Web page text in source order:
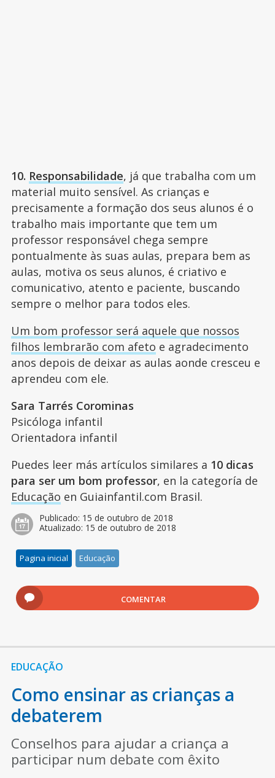
10. Responsabilidade, já que trabalha com um
material muito sensível. As crianças e
precisamente a formação dos seus alunos é o
trabalho mais importante que tem um
professor responsável chega sempre
pontualmente às suas aulas, prepara bem as
aulas, motiva os seus alunos, é criativo e
comunicativo, atento e paciente, buscando
sempre o melhor para todos eles.
Um bom professor será aquele que nossos
filhos lembrarão com afeto e agradecimento
anos depois de deixar as aulas aonde cresceu e
aprendeu com ele.
Sara Tarrés Corominas
Psicóloga infantil
Orientadora infantil
Puedes leer más artículos similares a 10 dicas
para ser um bom professor, en la categoría de
Educação en Guiainfantil.com Brasil.
Publicado: 15 de outubro de 2018
Atualizado: 15 de outubro de 2018
Pagina inicial Educação
COMENTAR
EDUCAÇÃO
Como ensinar as crianças a
debaterem
Conselhos para ajudar a criança a
participar num debate com êxito